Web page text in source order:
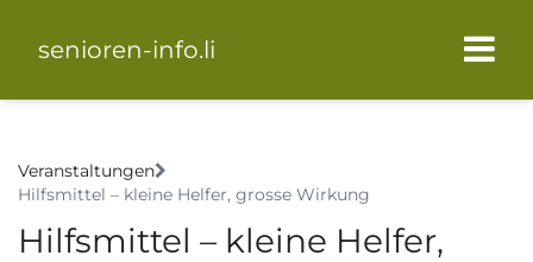
senioren-info.li
Veranstaltungen
Hilfsmittel – kleine Helfer, grosse Wirkung
Hilfsmittel – kleine Helfer,